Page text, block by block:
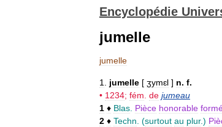
Encyclopédie
jumelle
jumelle
1 jumelle [ ʒymɛl ] n. f.
• 1234; fém de jumeau
1 ♦ Blas Pièce honorable
2 ♦ Techn (surtout au plur.)